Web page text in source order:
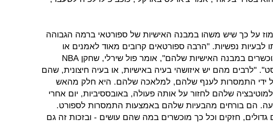
על כך שיש משהו במבנה האישיות של ספורטאי ברמה הגבוהה
לבעיות נפשיות. "הרבה ספורטאים קרובים מאוד לאמנים או
מוזיקאים מאוד מוכשרים במבנה האישיות שלהם", אומר פול שירלי, שחקן NBA
"לרבים מהם יש איזושהי בעיה באישיות, או בעיה חיצונית, שהם
ידי התמסרות לענף שלהם, למלאכה שלהם. היא חלק מהאש
שלהם לחזור על אותה פעולה, באובססיביות, יום אחרי
הם בורחים מהבעיות שלהם באמצעות התמסרות לספורט.
חזקים וכל כך מוכשרים במה שהם עושים - ובזכות זה גם